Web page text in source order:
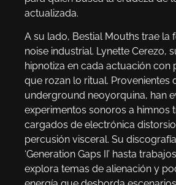
actualizada.
A su lado, Bestial Mouths trae la
noise industrial. Lynette Cerezo,
hipnotiza en cada actuación con
que rozan lo ritual. Provenientes
underground neoyorquina, han
experimentos sonoros a himnos
cargados de electrónica
percusión visceral. Su
‘Generation Gaps II’ hasta
explora temas de alienación y